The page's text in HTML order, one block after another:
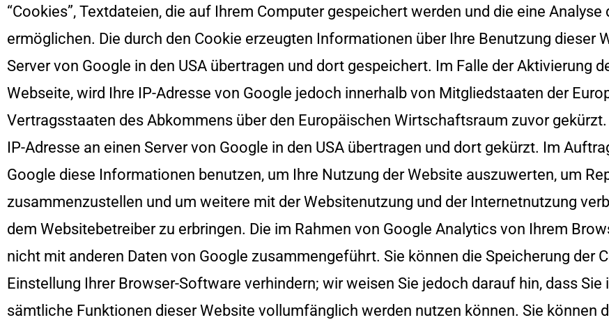
“Cookies”, Textdateien, die auf Ihrem Computer gespeichert werden und die eine
ermöglichen. Die durch den Cookie erzeugten Informationen über Ihre Benutzung dieser
Server von Google in den USA übertragen und dort gespeichert. Im Falle der Aktivierung
Webseite, wird Ihre IP-Adresse von Google jedoch innerhalb von Mitgliedstaaten der
Vertragsstaaten des Abkommens über den Europäischen Wirtschaftsraum zuvor
IP-Adresse an einen Server von Google in den USA übertragen und dort gekürzt. Im
Google diese Informationen benutzen, um Ihre Nutzung der Website auszuwerten, um
zusammenzustellen und um weitere mit der Websitenutzung und der Internetnutzung
dem Websitebetreiber zu erbringen. Die im Rahmen von Google Analytics von Ihrem
nicht mit anderen Daten von Google zusammengeführt. Sie können die Speicherung der
Einstellung Ihrer Browser-Software verhindern; wir weisen Sie jedoch darauf hin, dass
sämtliche Funktionen dieser Website vollumfänglich werden nutzen können. Sie können